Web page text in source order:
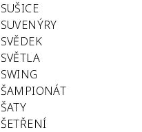
SUŠICE
SUVENÝRY
SVĚDEK
SVĚTLA
SWING
ŠAMPIONÁT
ŠATY
ŠETŘENÍ